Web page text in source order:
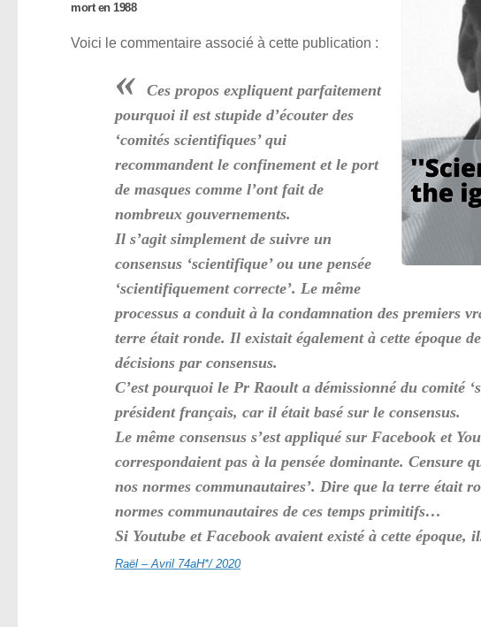
mort en 1988
Voici le commentaire associé à cette publication :
«
Ces propos expliquent parfaitement
pourquoi il est stupide d’écouter des
‘comités scientifiques’ qui
recommandent le confinement et le port
de masques comme l’ont fait de
nombreux gouvernements.
Il s’agit simplement de suivre un
consensus ‘scientifique’ ou une pensée
‘scientifiquement correcte’. Le même
processus a conduit à la condamnation des premiers
terre était ronde. Il existait également à cette époque
décisions par consensus.
C’est pourquoi le Pr Raoult a démissionné du comité
président français, car il était basé sur le consensus.
Le même consensus s’est appliqué sur Facebook et
correspondaient pas à la pensée dominante. Censure
nos normes communautaires’. Dire que la terre était
normes communautaires de ces temps primitifs…
Si Youtube et Facebook avaient existé à cette époque,
Raël – Avril 74aH*/ 2020